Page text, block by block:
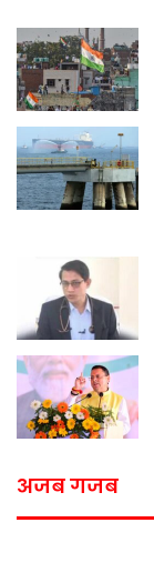
अजब गजब